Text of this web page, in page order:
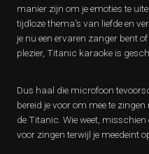
manier zijn om je emoties te
tijdloze thema’s van liefde en
je nu een ervaren zanger bent
plezier, Titanic karaoke is
Dus haal die microfoon
bereid je voor om mee te
de Titanic. Wie weet,
voor zingen terwijl je meedeint